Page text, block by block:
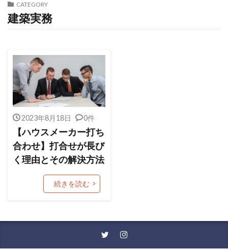
CATEGORY
建築実務
2023年8月18日 0件
【ハウスメーカー打ち
合わせ】打合せが長び
く理由とその解決方法
続きを読む